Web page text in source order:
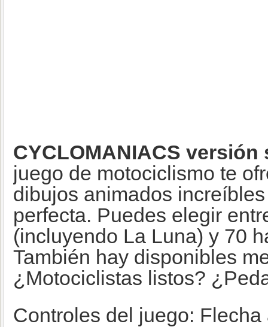
CYCLOMANIACS versión
juego de motociclismo te
dibujos animados
perfecta. Puedes elegir
(incluyendo La Luna) y 70
También hay disponibles
¿Motociclistas listos?
Controles del juego: